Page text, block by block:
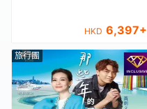
2，10/12，17/12，24/12，3
HKD 6,397+
旅行團